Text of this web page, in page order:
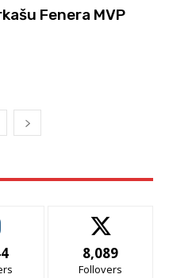
Fenera MVP
8,089
Follovers